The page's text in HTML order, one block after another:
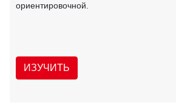
ориентировочной.
ИЗУЧИТЬ